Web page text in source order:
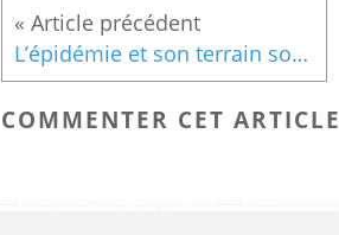
L’épidémie et son terrain social, une étude d'Hervé Le Bras pour la Fondation Jean Jaurès #covid19
COMMENTER CET ARTICLE